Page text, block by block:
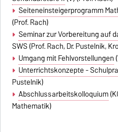
Seiteneinsteigerprogramm
(Prof. Rach)
Seminar zur Vorbereitung auf
SWS (Prof. Rach, Dr. Pustelnik,
Umgang mit Fehlvorstellungen
Unterrichtskonzepte -
Pustelnik)
Abschlussarbeitskolloquium
Mathematik)